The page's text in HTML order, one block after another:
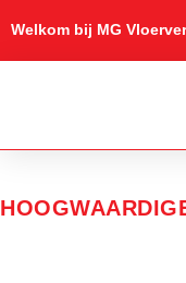
Welkom bij MG